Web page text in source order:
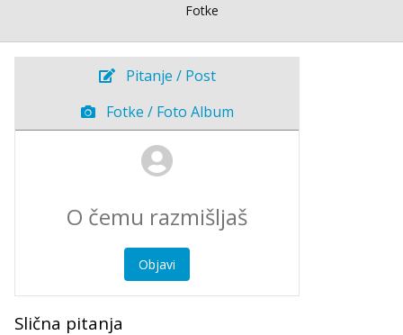
Fotke
Pitanje / Post
Fotke / Foto Album
Objavi
Slična pitanja